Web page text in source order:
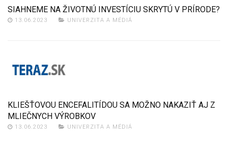
SIAHNEME NA ŽIVOTNÚ INVESTÍCIU SKRYTÚ V PRÍRODE?
13.06.2023 UNIVERZITA A MÉDIÁ
KLIEŠŤOVOU ENCEFALITÍDOU SA MOŽNO NAKAZIŤ AJ Z
MLIEČNYCH VÝROBKOV
13.06.2023 UNIVERZITA A MÉDIÁ